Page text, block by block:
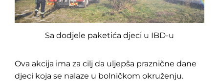
Sa dodjele paketića djeci u IBD-u
Ova akcija ima za cilj da uljepša praznične dane
djeci koja se nalaze u bolničkom okruženju.